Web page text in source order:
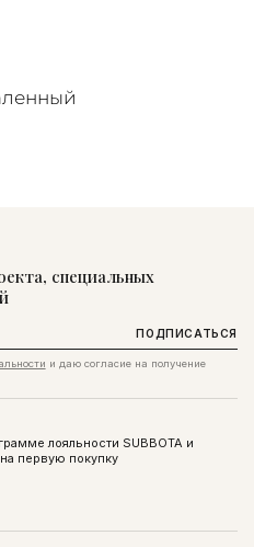
специальных
ПОДПИСАТЬСЯ
и даю согласие на получение
лояльности SUBBOTA и
первую покупку